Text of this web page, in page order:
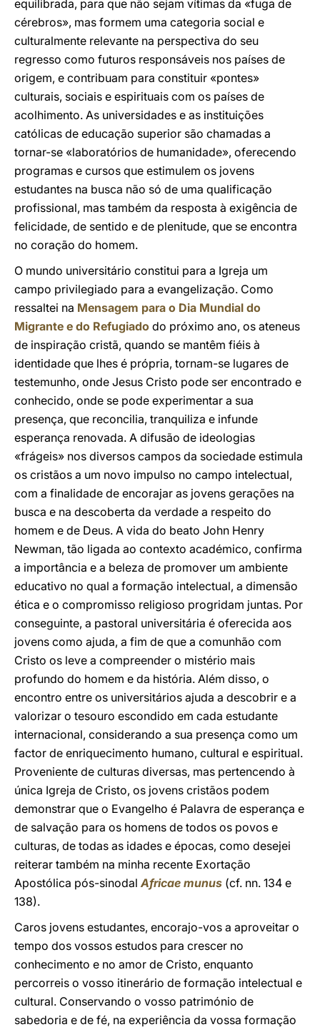
equilibrada, para que não sejam vítimas da «fuga de
cérebros», mas formem uma categoria social e
culturalmente relevante na perspectiva do seu
regresso como futuros responsáveis nos países de
origem, e contribuam para constituir «pontes»
culturais, sociais e espirituais com os países de
acolhimento. As universidades e as instituições
católicas de educação superior são chamadas a
tornar-se «laboratórios de humanidade», oferecendo
programas e cursos que estimulem os jovens
estudantes na busca não só de uma qualificação
profissional, mas também da resposta à exigência de
felicidade, de sentido e de plenitude, que se encontra
no coração do homem.
O mundo universitário constitui para a Igreja um
campo privilegiado para a evangelização. Como
ressaltei na Mensagem para o Dia Mundial do
Migrante e do Refugiado do próximo ano, os ateneus
de inspiração cristã, quando se mantêm fiéis à
identidade que lhes é própria, tornam-se lugares de
testemunho, onde Jesus Cristo pode ser encontrado e
conhecido, onde se pode experimentar a sua
presença, que reconcilia, tranquiliza e infunde
esperança renovada. A difusão de ideologias
«frágeis» nos diversos campos da sociedade estimula
os cristãos a um novo impulso no campo intelectual,
com a finalidade de encorajar as jovens gerações na
busca e na descoberta da verdade a respeito do
homem e de Deus. A vida do beato John Henry
Newman, tão ligada ao contexto académico, confirma
a importância e a beleza de promover um ambiente
educativo no qual a formação intelectual, a dimensão
ética e o compromisso religioso progridam juntas. Por
conseguinte, a pastoral universitária é oferecida aos
jovens como ajuda, a fim de que a comunhão com
Cristo os leve a compreender o mistério mais
profundo do homem e da história. Além disso, o
encontro entre os universitários ajuda a descobrir e a
valorizar o tesouro escondido em cada estudante
internacional, considerando a sua presença como um
factor de enriquecimento humano, cultural e espiritual.
Proveniente de culturas diversas, mas pertencendo à
única Igreja de Cristo, os jovens cristãos podem
demonstrar que o Evangelho é Palavra de esperança e
de salvação para os homens de todos os povos e
culturas, de todas as idades e épocas, como desejei
reiterar também na minha recente Exortação
Apostólica pós-sinodalAfricae munus (cf. nn. 134 e
138).
Caros jovens estudantes, encorajo-vos a aproveitar o
tempo dos vossos estudos para crescer no
conhecimento e no amor de Cristo, enquanto
percorreis o vosso itinerário de formação intelectual e
cultural. Conservando o vosso património de
sabedoria e de fé, na experiência da vossa formação